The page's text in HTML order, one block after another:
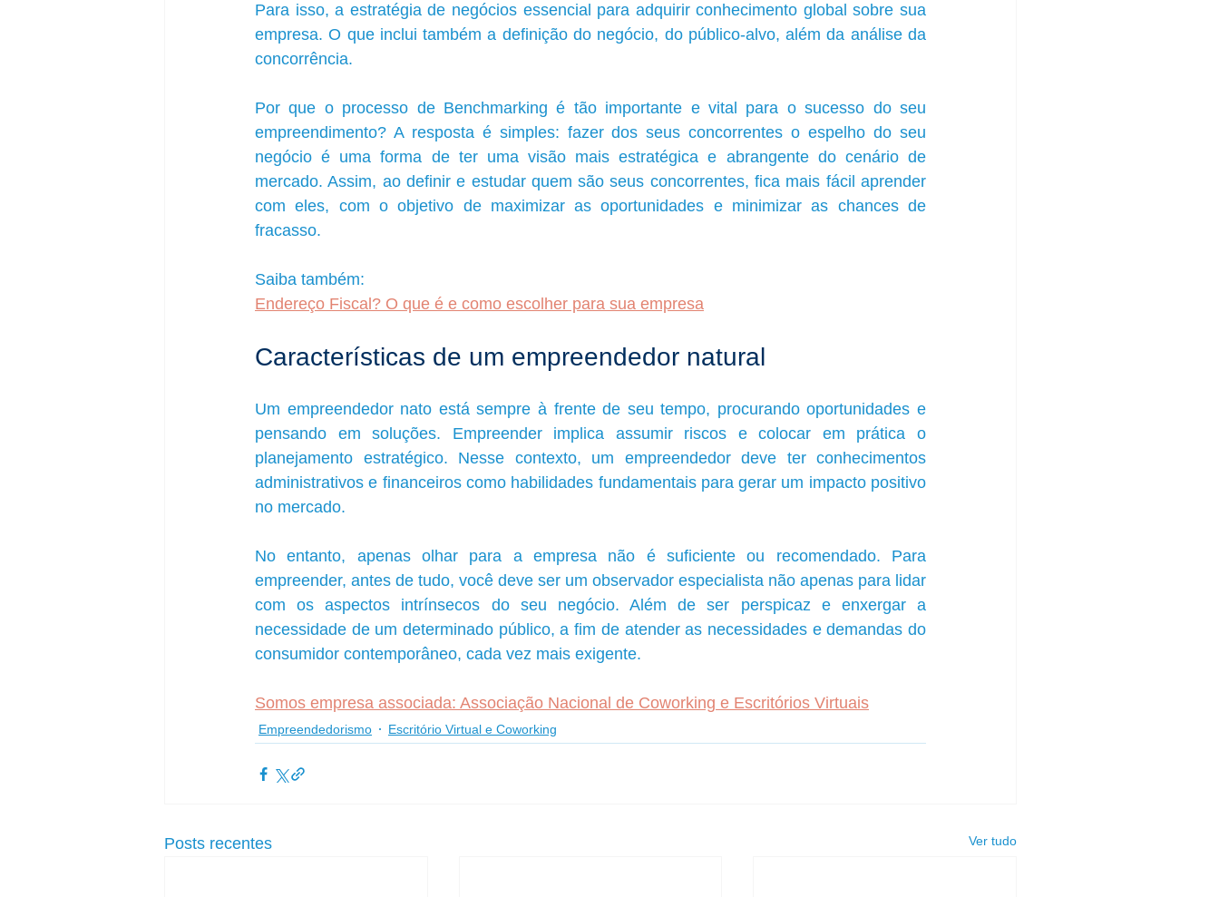
Para isso, a estratégia de negócios essencial para adquirir conhecimento global sobre sua
empresa. O que inclui também a definição do negócio, do público-alvo, além da análise da
concorrência.
Por que o processo de Benchmarking é tão importante e vital para o sucesso do seu
empreendimento? A resposta é simples: fazer dos seus concorrentes o espelho do seu
negócio é uma forma de ter uma visão mais estratégica e abrangente do cenário de
mercado. Assim, ao definir e estudar quem são seus concorrentes, fica mais fácil aprender
com eles, com o objetivo de maximizar as oportunidades e minimizar as chances de
fracasso.
Saiba também:
Endereço Fiscal? O que é e como escolher para sua empresa
Características de um empreendedor natural
Um empreendedor nato está sempre à frente de seu tempo, procurando oportunidades e
pensando em soluções. Empreender implica assumir riscos e colocar em prática o
planejamento estratégico. Nesse contexto, um empreendedor deve ter conhecimentos
administrativos e financeiros como habilidades fundamentais para gerar um impacto positivo
no mercado.
No entanto, apenas olhar para a empresa não é suficiente ou recomendado. Para
empreender, antes de tudo, você deve ser um observador especialista não apenas para lidar
com os aspectos intrínsecos do seu negócio. Além de ser perspicaz e enxergar a
necessidade de um determinado público, a fim de atender as necessidades e demandas do
consumidor contemporâneo, cada vez mais exigente.
Somos empresa associada: Associação Nacional de Coworking e Escritórios Virtuais
Empreendedorismo Escritório Virtual e Coworking
Posts recentes Ver tudo